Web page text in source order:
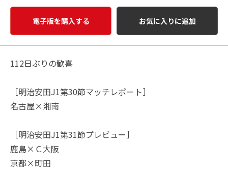
電子版を購入する お気に入りに追加
112日ぶりの歓喜
［明治安田J1第30節マッチレポート］
名古屋×湘南
［明治安田J1第31節プレビュー］
鹿島×Ｃ大阪
京都×町田